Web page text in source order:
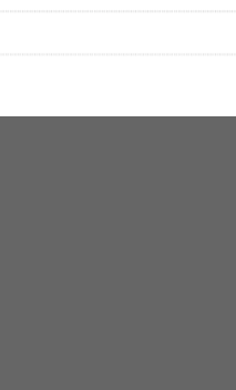
▼セットリストの誤りを報告する